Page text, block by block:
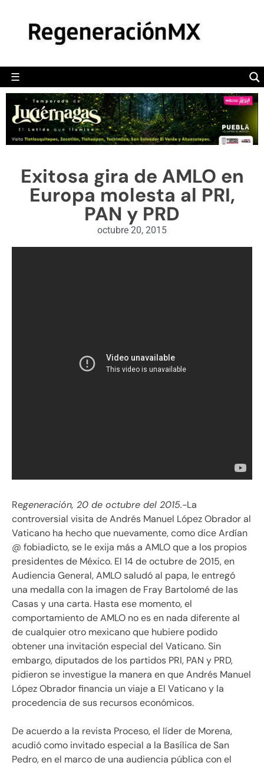
☰
POLÍTICA
CAMALEÓN
OPINIÓN
DEPORTES
VIDEOS
Exitosa gira de AMLO en
Europa molesta al PRI,
PAN y PRD
octubre 20, 2015
Regeneración, 20 de octubre del 2015.-La
controversial visita de Andrés Manuel López Obrador al
Vaticano ha hecho que nuevamente, como dice Ardían
@ fobiadicto, se le exija más a AMLO que a los propios
presidentes de México. El 14 de octubre de 2015, en
Audiencia General, AMLO saludó al papa, le entregó
una medalla con la imagen de Fray Bartolomé de las
Casas y una carta. Hasta ese momento, el
comportamiento de AMLO no es en nada diferente al
de cualquier otro mexicano que hubiere podido
obtener una invitación especial del Vaticano. Sin
embargo, diputados de los partidos PRI, PAN y PRD,
pidieron se investigue la manera en que Andrés Manuel
López Obrador financia un viaje a El Vaticano y la
procedencia de sus recursos económicos.
De acuerdo a la revista Proceso, el líder de Morena,
acudió como invitado especial a la Basílica de San
Pedro, en el marco de una audiencia pública con el